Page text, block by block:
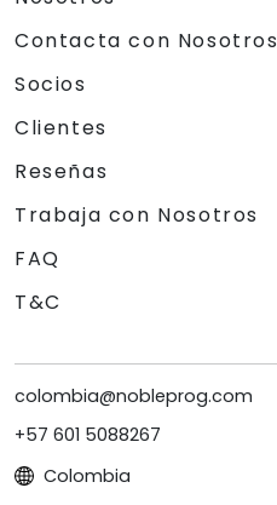
Contacta con Nosotros
Socios
Clientes
Reseñas
Trabaja con Nosotros
FAQ
T&C
colombia@nobleprog.com
+57 601 5088267
Colombia